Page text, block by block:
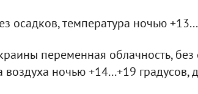
осадков, температура ночью
переменная облачность,
воздуха ночью +14...+19 градусов,